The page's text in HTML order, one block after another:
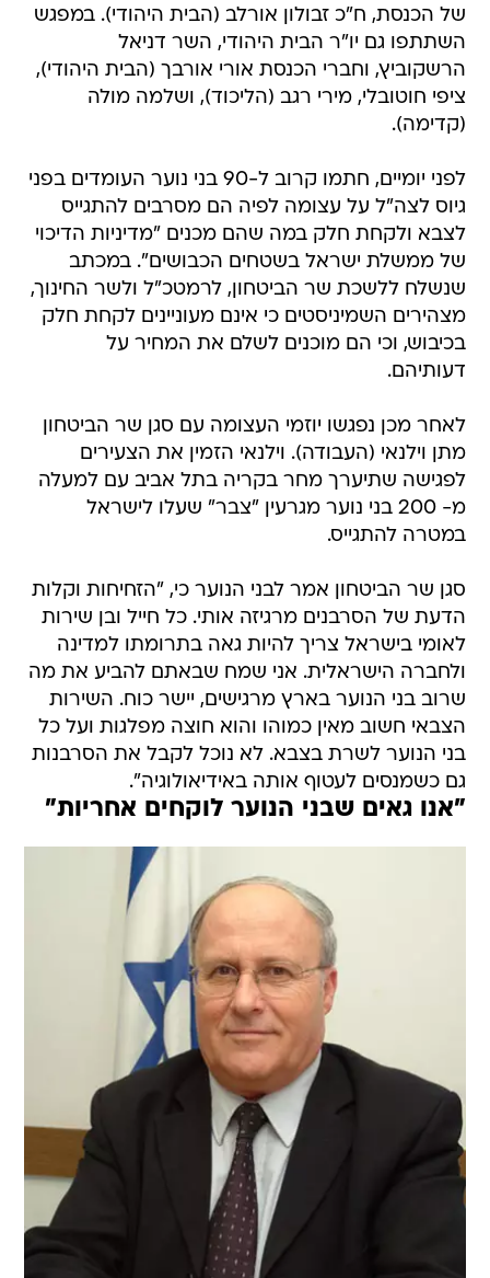
של הכנסת, ח"כ זבולון אורלב (הבית היהודי). במפגש
השתתפו גם יו"ר הבית היהודי, השר דניאל
הרשקוביץ, וחברי הכנסת אורי אורבך (הבית היהודי),
ציפי חוטובלי, מירי רגב (הליכוד), ושלמה מולה
(קדימה).
לפני יומיים, חתמו קרוב ל-90 בני נוער העומדים בפני
גיוס לצה"ל על עצומה לפיה הם מסרבים להתגייס
לצבא ולקחת חלק במה שהם מכנים "מדיניות הדיכוי
של ממשלת ישראל בשטחים הכבושים". במכתב
שנשלח ללשכת שר הביטחון, לרמטכ"ל ולשר החינוך,
מצהירים השמיניסטים כי אינם מעוניינים לקחת חלק
בכיבוש, וכי הם מוכנים לשלם את המחיר על
דעותיהם.
לאחר מכן נפגשו יוזמי העצומה עם סגן שר הביטחון
מתן וילנאי (העבודה). וילנאי הזמין את הצעירים
לפגישה שתיערך מחר בקריה בתל אביב עם למעלה
מ- 200 בני נוער מגרעין "צבר" שעלו לישראל
במטרה להתגייס.
סגן שר הביטחון אמר לבני הנוער כי, "הזחיחות וקלות
הדעת של הסרבנים מרגיזה אותי. כל חייל ובן שירות
לאומי בישראל צריך להיות גאה בתרומתו למדינה
ולחברה הישראלית. אני שמח שבאתם להביע את מה
שרוב בני הנוער בארץ מרגישים, יישר כוח. השירות
הצבאי חשוב מאין כמוהו והוא חוצה מפלגות ועל כל
בני הנוער לשרת בצבא. לא נוכל לקבל את הסרבנות
גם כשמנסים לעטוף אותה באידיאולוגיה".
"אנו גאים שבני הנוער לוקחים אחריות"